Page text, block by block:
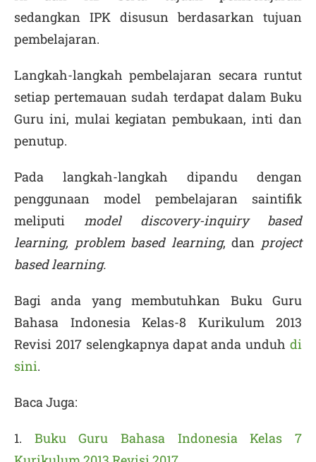
sedangkan IPK disusun berdasarkan tujuan
pembelajaran.
Langkah-langkah pembelajaran secara runtut
setiap pertemauan sudah terdapat dalam Buku
Guru ini, mulai kegiatan pembukaan, inti dan
penutup.
Pada langkah-langkah dipandu dengan
penggunaan model pembelajaran saintifik
meliputi model discovery-inquiry based
learning, problem based learning, dan project
based learning.
Bagi anda yang membutuhkan Buku Guru
Bahasa Indonesia Kelas-8 Kurikulum 2013
Revisi 2017 selengkapnya dapat anda unduh di
sini.
Baca Juga:
1. Buku Guru Bahasa Indonesia Kelas 7